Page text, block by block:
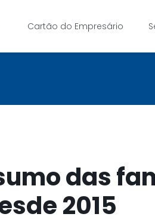
Cartão do Empresário
das
2015